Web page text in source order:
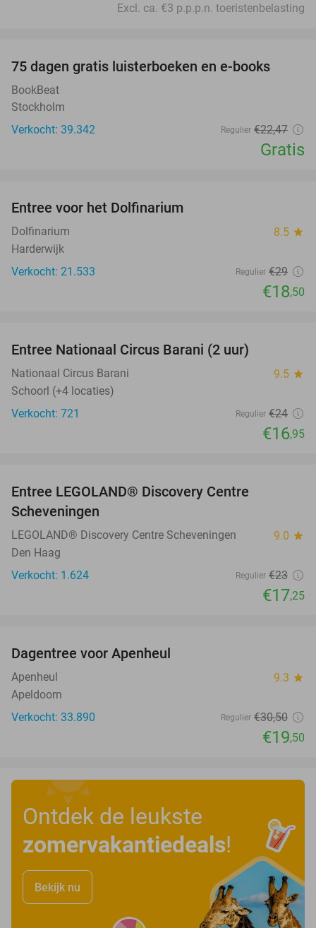
Excl. ca. €3 p.p.p.n. toeristenbelasting
75 dagen gratis luisterboeken en e-books
BookBeat
Stockholm
Verkocht: 39.342
Regulier €22,47
Gratis
Entree voor het Dolfinarium
Dolfinarium 8.5 star
Harderwijk
Verkocht: 21.533
Regulier €29
€18,50
Entree Nationaal Circus Barani (2 uur)
Nationaal Circus Barani 9.5 star
Schoorl (+4 locaties)
Verkocht: 721
Regulier €24
€16,95
Entree LEGOLAND® Discovery Centre
Scheveningen
LEGOLAND® Discovery Centre Scheveningen 9.0 star
Den Haag
Verkocht: 1.624
Regulier €23
€17,25
Dagentree voor Apenheul
Apenheul 9.3 star
Apeldoorn
Verkocht: 33.890
Regulier €30,50
€19,50
Ontdek de leukste
zomervakantiedeals!
Bekijk nu